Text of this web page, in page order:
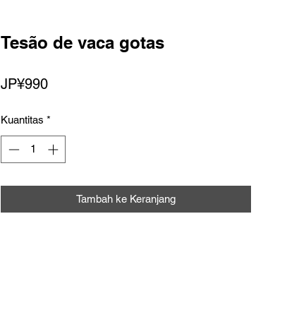
Tesão de vaca gotas
JP¥990Harga
Kuantitas *
Tambah ke Keranjang